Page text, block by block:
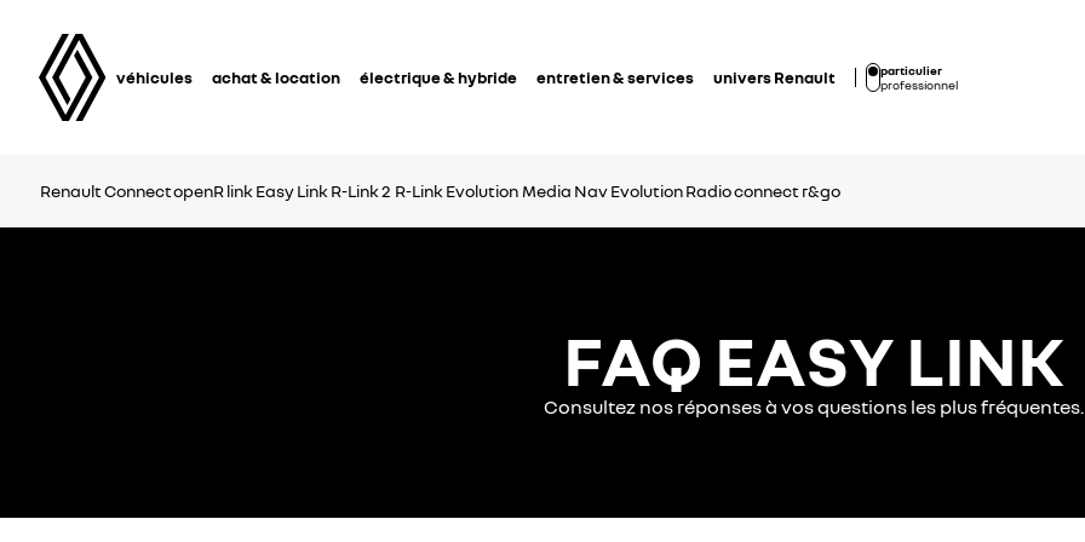
véhicules achat & location électrique & hybride entretien & services univers Renault
particulier
professionnel
Renault ConnectopenR linkEasy LinkR-Link 2 R-Link Evolution Media Nav EvolutionRadio connect r&go
FAQ EASY LINK
Consultez nos réponses à vos questions les plus fréquentes.